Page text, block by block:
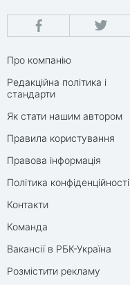
Про компанію
Редакційна політика і
стандарти
Як стати нашим автором
Правила користування
Правова інформація
Політика конфіденційності
Контакти
Команда
Вакансії в РБК-Україна
Розмістити рекламу